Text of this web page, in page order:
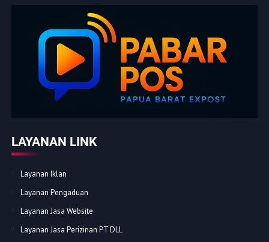
LAYANAN LINK
Layanan Iklan
Layanan Pengaduan
Layanan Jasa Website
Layanan Jasa Perizinan PT DLL